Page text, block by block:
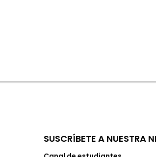
SUSCRÍBETE A NUESTRA